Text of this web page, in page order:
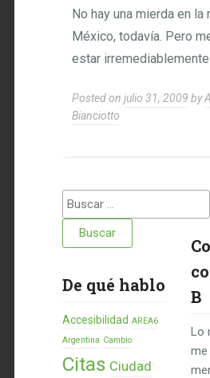
No hay una mierda en la
México, todavía. Pero
estar
Posted onjulio 31, 2009 by
Bianciotto
Buscar:
De qué hablo
Accesibilidad AREA6
Argentina Cambio
Citas Ciudad
B
Lo
me